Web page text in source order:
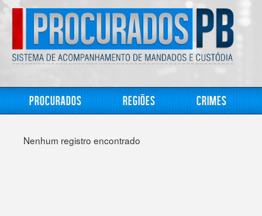
Procurados Regiões Crimes
Nenhum registro encontrado